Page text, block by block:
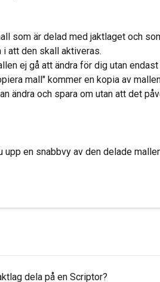
som är delad med jaktlaget och
att den skall aktiveras.
ej gå att ändra för dig utan
mall" kommer en kopia av
ändra och spara om utan att det
upp en snabbvy av den delade
dela på en Scriptor?